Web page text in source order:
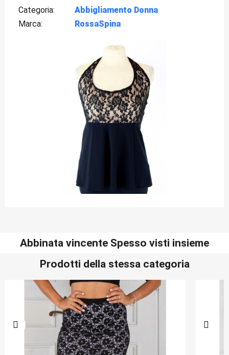
Categoria
Abbigliamento Donna
Marca
RossaSpina
Abbinata vincente Spesso visti insieme
Prodotti della stessa categoria